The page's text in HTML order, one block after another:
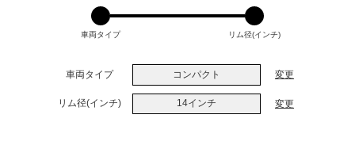
車両タイプ リム径(インチ)
車両タイプ コンパクト 変更
リム径(インチ) 14インチ 変更